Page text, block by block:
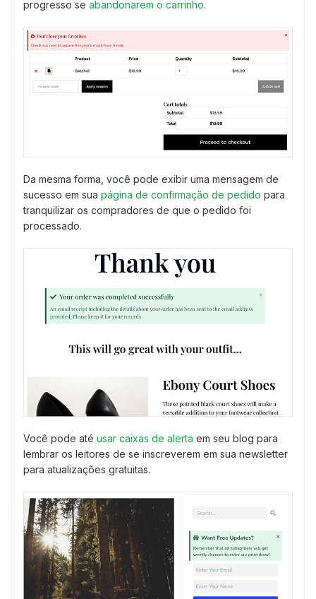
progresso se abandonarem o carrinho.
Da mesma forma, você pode exibir uma mensagem de
sucesso em sua página de confirmação de pedido para
tranquilizar os compradores de que o pedido foi
processado.
Você pode até usar caixas de alerta em seu blog para
lembrar os leitores de se inscreverem em sua newsletter
para atualizações gratuitas.